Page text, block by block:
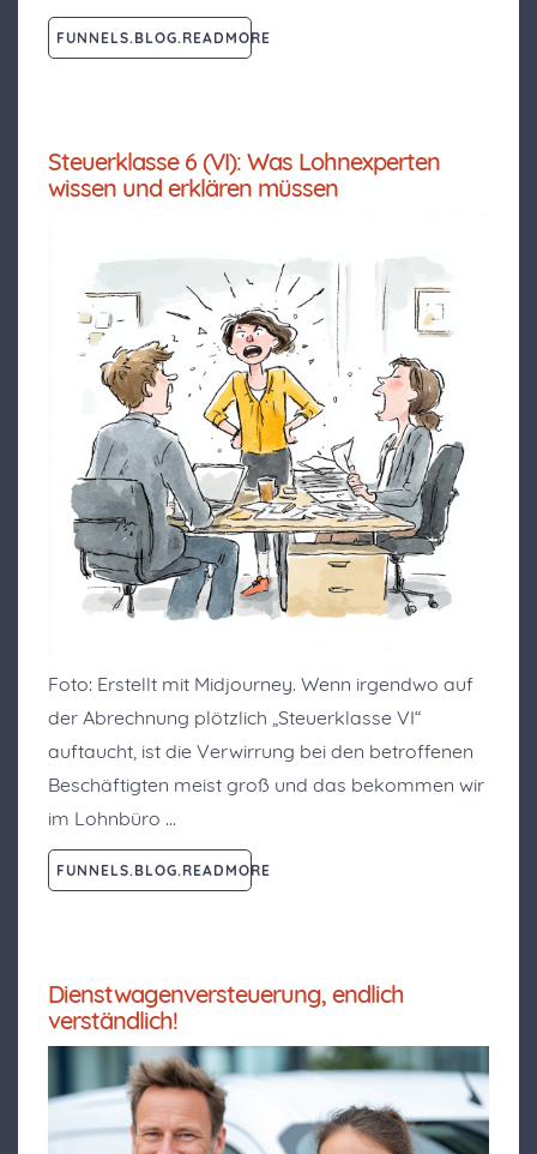
FUNNELS.BLOG.READMORE
Steuerklasse 6 (VI): Was Lohnexperten
wissen und erklären müssen
Foto: Erstellt mit Midjourney. Wenn irgendwo auf
der Abrechnung plötzlich „Steuerklasse VI“
auftaucht, ist die Verwirrung bei den betroffenen
Beschäftigten meist groß und das bekommen wir
im Lohnbüro …
FUNNELS.BLOG.READMORE
Dienstwagenversteuerung, endlich
verständlich!